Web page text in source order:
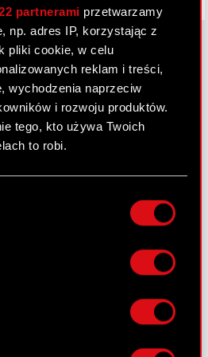
partnerami przetwarzamy
np. adres IP, korzystając z
pliki cookie, w celu
reklam i treści,
wychodzenia naprzeciw
i rozwoju produktów.
tego, kto używa Twoich
to robi.
dotyczące Twojej
z dokładnością nawet
Twoje urządzenie, aktywnie
je zbiory
oraz ustaw własne